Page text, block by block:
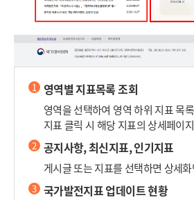
1 영역별 지표목록 조회
영역을 선택하여 영역 하위 지표 목
지표 클릭 시 해당 지표의 상세페이
2 공지사항, 최신지표, 인기지표
게시글 또는 지표를 선택하면 상세
3 국가발전지표 업데이트 현황